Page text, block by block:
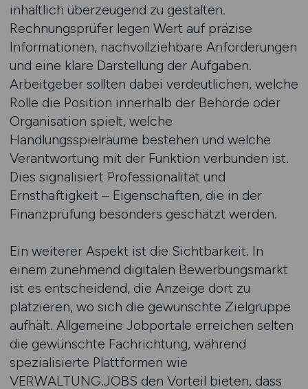
inhaltlich überzeugend zu gestalten.
Rechnungsprüfer legen Wert auf präzise
Informationen, nachvollziehbare Anforderungen
und eine klare Darstellung der Aufgaben.
Arbeitgeber sollten dabei verdeutlichen, welche
Rolle die Position innerhalb der Behörde oder
Organisation spielt, welche
Handlungsspielräume bestehen und welche
Verantwortung mit der Funktion verbunden ist.
Dies signalisiert Professionalität und
Ernsthaftigkeit – Eigenschaften, die in der
Finanzprüfung besonders geschätzt werden.
Ein weiterer Aspekt ist die Sichtbarkeit. In
einem zunehmend digitalen Bewerbungsmarkt
ist es entscheidend, die Anzeige dort zu
platzieren, wo sich die gewünschte Zielgruppe
aufhält. Allgemeine Jobportale erreichen selten
die gewünschte Fachrichtung, während
spezialisierte Plattformen wie
VERWALTUNG.JOBS den Vorteil bieten, dass